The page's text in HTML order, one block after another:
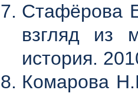
Стафёрова
взгляд из
история.
Комарова